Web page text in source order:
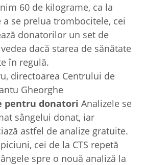
60 de kilograme, ca la
a se prelua trombocitele, cei
donatorilor un set de
dacă starea de sănătate
în regulă.
pentru donatori Analizele se
sângelui donat, iar
astfel de analize gratuite.
cei de la CTS repetă
spre o nouă analiză la